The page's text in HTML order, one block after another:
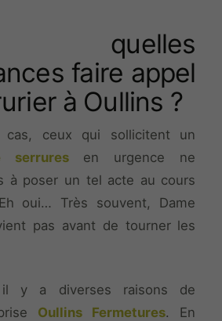
quelles
faire appel
à Oullins ?
cas, ceux qui sollicitent un
serruresen urgence ne
à poser un tel acte au cours
oui… Très souvent, Dame
pas avant de tourner les
il y a diverses raisons de
Oullins Fermetures. En